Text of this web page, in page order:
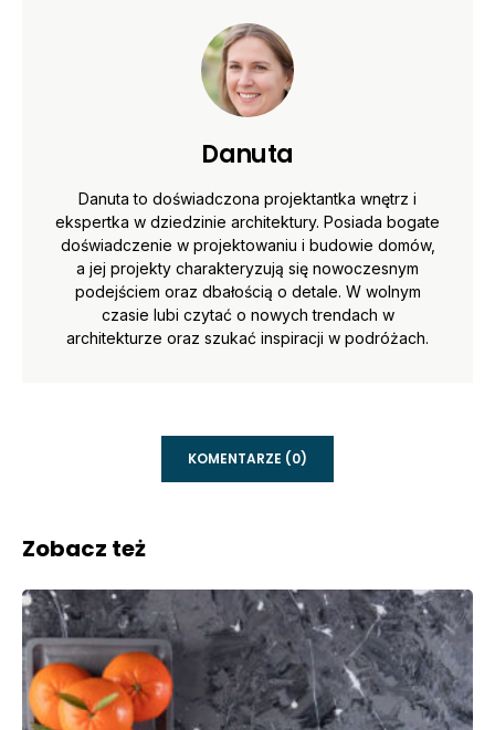
Danuta
Danuta to doświadczona projektantka wnętrz i
ekspertka w dziedzinie architektury. Posiada bogate
doświadczenie w projektowaniu i budowie domów,
a jej projekty charakteryzują się nowoczesnym
podejściem oraz dbałością o detale. W wolnym
czasie lubi czytać o nowych trendach w
architekturze oraz szukać inspiracji w podróżach.
KOMENTARZE (0)
Zobacz też